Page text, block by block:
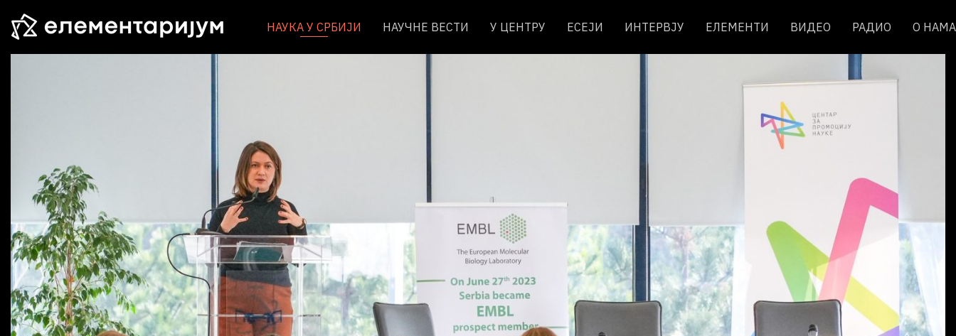
НАУКА У СРБИЈИ НАУЧНЕ ВЕСТИ У ЦЕНТРУ ЕСЕЈИ ИНТЕРВЈУ ЕЛЕМЕНТИ ВИДЕО РАДИО О НАМА